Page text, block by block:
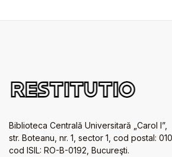
Biblioteca Centrală Universitară „Carol I”,
str. Boteanu, nr. 1, sector 1, cod postal:
cod ISIL: RO-B-0192, Bucureşti.